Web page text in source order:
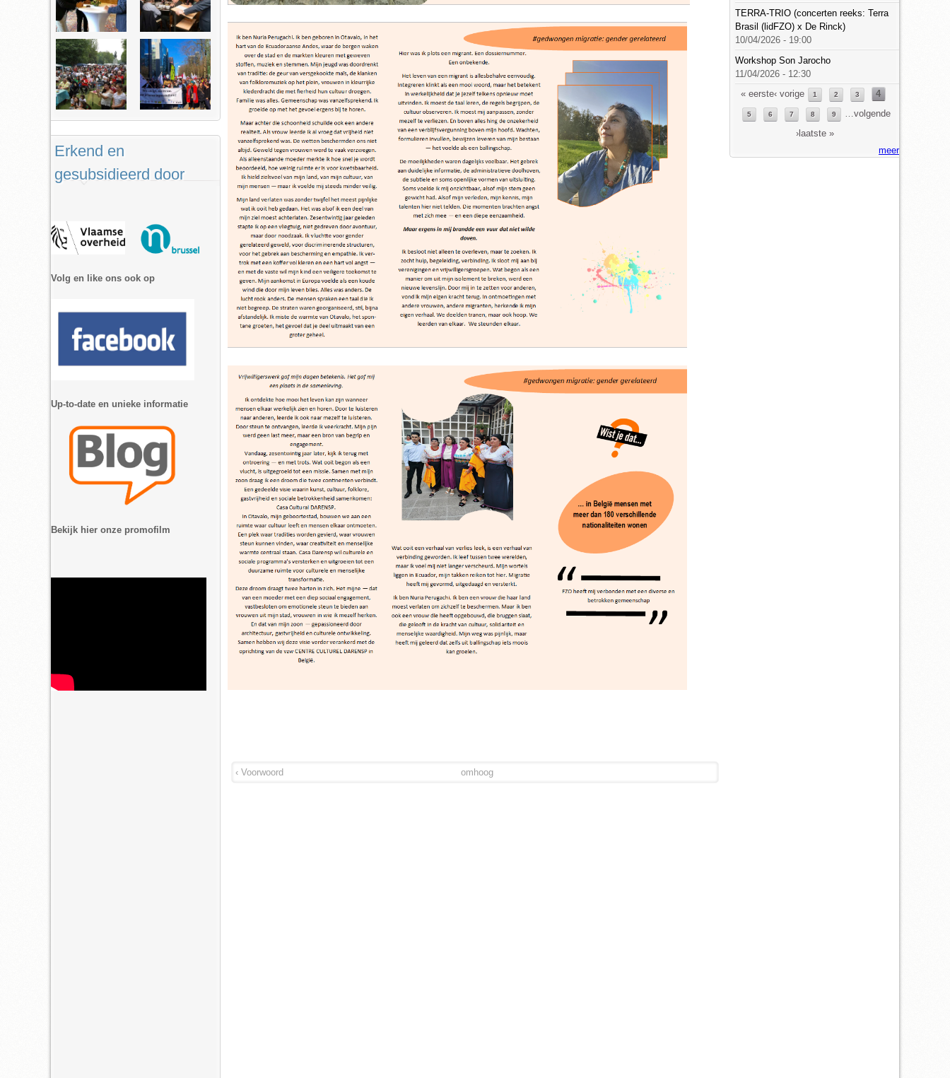
‹ Voorwoord omhoog
Erkend en
gesubsidieerd door
Volg en like ons ook op
Up-to-date en unieke informatie
Bekijk hier onze promofilm
TERRA-TRIO (concerten reeks: Terra
Brasil (lidFZO) x De Rinck)
10/04/2026 - 19:00
Workshop Son Jarocho
11/04/2026 - 12:30
Pagina's
« eerste‹ vorige 1 2 3 4
5 6 7 8 9 …volgende
›laatste »
meer